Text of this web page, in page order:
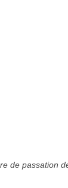
de passation